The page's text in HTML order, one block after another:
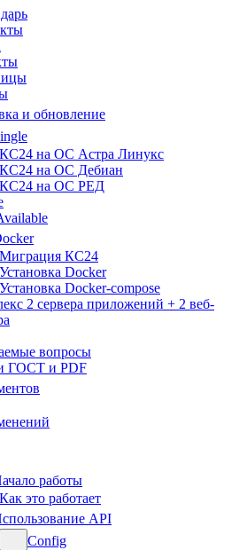
и обновление
КС24 на ОС Астра Линукс
КС24 на ОС Дебиан
КС24 на ОС РЕД
Миграция КС24
Установка Docker
Установка Docker-compose
2 сервера приложений + 2 веб-
вопросы
ГОСТ и PDF
работы
Как это работает
API
Config